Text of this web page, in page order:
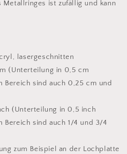
Metallringes ist zufällig und kann
lasergeschnitten
(Unterteilung in 0,5 cm
Bereich sind auch 0,25 cm und
(Unterteilung in 0,5 inch
Bereich sind auch 1/4 und 3/4
zum Beispiel an der Lochplatte